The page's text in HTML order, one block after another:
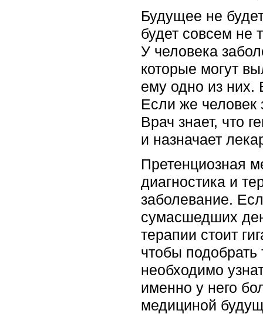
Будущее не
будет совсем не
У человека
которые могут
ему одно из них.
Если же человек
Врач знает, что
и назначает
Претенциозная
диагностика и
заболевание.
сумасшедших
терапии стоит
чтобы
необходимо
именно у него
медициной